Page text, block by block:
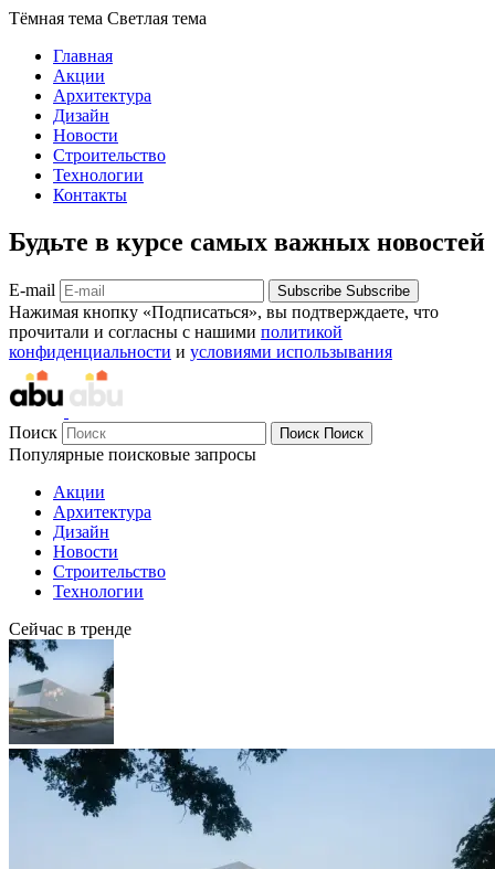
Тёмная тема Светлая тема
Главная
Акции
Архитектура
Дизайн
Новости
Строительство
Технологии
Контакты
Будьте в курсе самых важных новостей
E-mail Subscribe Subscribe
Нажимая кнопку «Подписаться», вы подтверждаете, что
прочитали и согласны с нашими политикой
конфиденциальности и условиями использывания
Поиск Поиск Поиск
Популярные поисковые запросы
Акции
Архитектура
Дизайн
Новости
Строительство
Технологии
Сейчас в тренде